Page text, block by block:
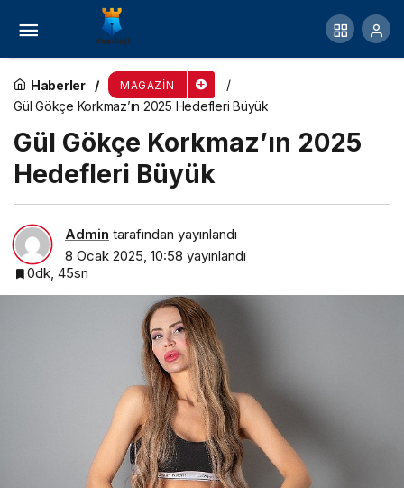
Haberler MAGAZIN
Gül Gökçe Korkmaz’ın 2025 Hedefleri Büyük
Gül Gökçe Korkmaz’ın 2025
Hedefleri Büyük
Admin tarafından yayınlandı
8 Ocak 2025, 10:58 yayınlandı
0dk, 45sn
Kerem Alışık ve Evrim Alasya 2200 Kişiye